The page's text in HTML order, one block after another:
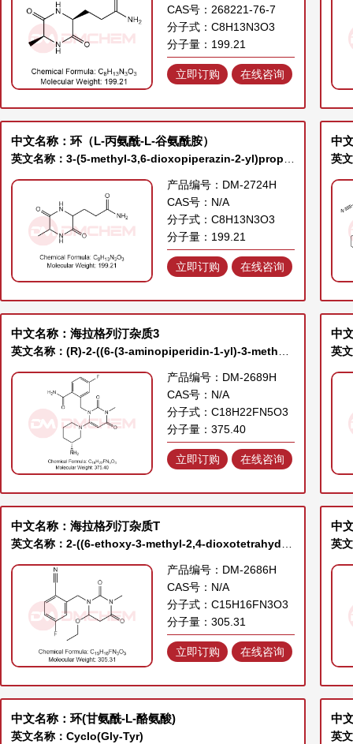
CAS号：268221-76-7
分子式：C8H13N3O3
分子量：199.21
立即订购 在线咨询
中文名称：环（L-丙氨酰-L-谷氨酰胺）
英文名称：3-(5-methyl-3,6-dioxopiperazin-2-yl)propanamide
产品编号：DM-2724H
CAS号：N/A
分子式：C8H13N3O3
分子量：199.21
立即订购 在线咨询
中
中文名称：海拉格列汀杂质3
英文名称：(R)-2-((6-(3-aminopiperidin-1-yl)-3-methyl-2,4-dioxo-3,4-dihydropyrimidin-1(2H)-yl)methyl)-4-fluorobenzamide
产品编号：DM-2689H
CAS号：N/A
分子式：C18H22FN5O3
分子量：375.40
立即订购 在线咨询
中
中文名称：海拉格列汀杂质T
英文名称：2-((6-ethoxy-3-methyl-2,4-dioxotetrahydropyrimidin-1(2H)-yl)methyl)-4-fluorobenzonitrile
产品编号：DM-2686H
CAS号：N/A
分子式：C15H16FN3O3
分子量：305.31
立即订购 在线咨询
中
中文名称：环(甘氨酰-L-酪氨酸)
英文名称：Cyclo(Gly-Tyr)
中
英